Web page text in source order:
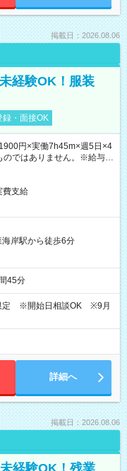
掲載日：2026.08.06
経験OK！服装
録・面接OK
円×実働7h45m×週5日×4
ではありません。※給与即
費支給
海岸駅から徒歩6分
45分
定 ※開始日相談OK ※9月
詳細へ
掲載日：2026.08.06
経験OK！残業